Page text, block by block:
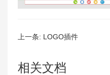
上一条: LOGO插件
相关文档